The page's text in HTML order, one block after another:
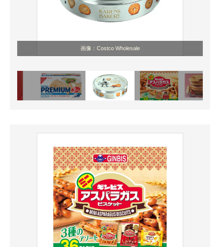
画像：Costco Wholesale